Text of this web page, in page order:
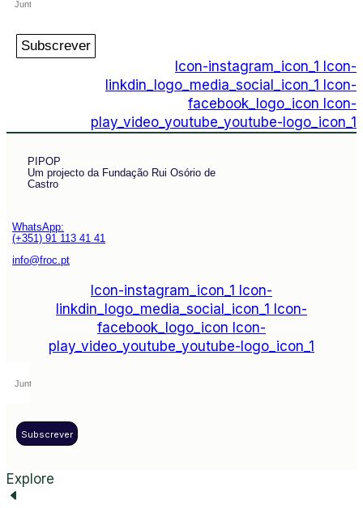
Subscrever
Icon-instagram_icon_1 Icon-
linkdin_logo_media_social_icon_1 Icon-
facebook_logo_icon Icon-
play_video_youtube_youtube-logo_icon_1
PIPOP
Um projecto da Fundação Rui Osório de
Castro
WhatsApp:
(+351) 91 113 41 41
info@froc.pt
Icon-instagram_icon_1 Icon-
linkdin_logo_media_social_icon_1 Icon-
facebook_logo_icon Icon-
play_video_youtube_youtube-logo_icon_1
Subscrever
Explore